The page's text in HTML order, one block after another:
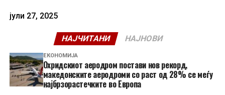
јули 27, 2025
НАЈЧИТАНИ НАЈНОВИ
ЕКОНОМИЈА
Охридскиот аеродром постави нов рекорд,
македонските аеродроми со раст од 28% се меѓу
најбрзорастечките во Европа